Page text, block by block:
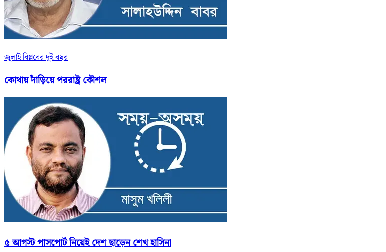
জুলাই বিপ্লবের দুই বছর
কোথায় দাঁড়িয়ে পররাষ্ট্র কৌশল
৫ আগস্ট পাসপোর্ট নিয়েই দেশ ছাড়েন শেখ হাসিনা